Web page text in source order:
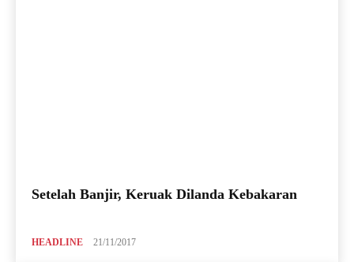
Setelah Banjir, Keruak Dilanda Kebakaran
HEADLINE 21/11/2017